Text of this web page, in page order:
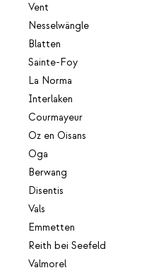
Vent
Nesselwängle
Blatten
Sainte-Foy
La Norma
Interlaken
Courmayeur
Oz en Oisans
Oga
Berwang
Disentis
Vals
Emmetten
Reith bei Seefeld
Valmorel